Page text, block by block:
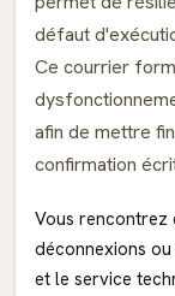
défaut
Ce courrier
afin de mettre
confirmation
Vous rencontrez
déconnexions
et le service